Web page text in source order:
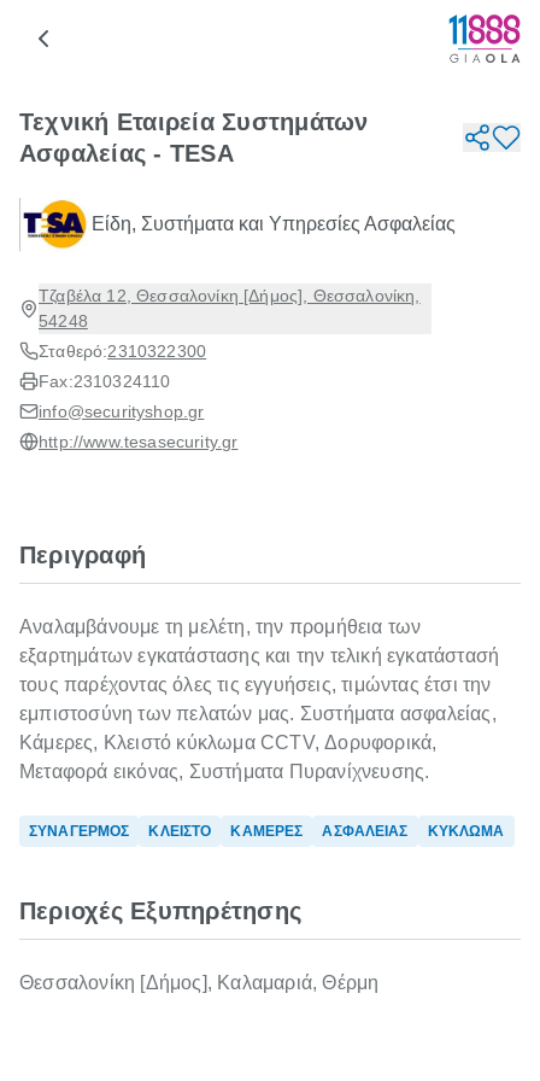
Τεχνική Εταιρεία Συστημάτων
Ασφαλείας - TESA
Είδη, Συστήματα και Υπηρεσίες Ασφαλείας
Τζαβέλα 12, Θεσσαλονίκη [Δήμος], Θεσσαλονίκη,
54248
Σταθερό:2310322300
Fax:2310324110
info@securityshop.gr
http://www.tesasecurity.gr
Περιγραφή
Αναλαμβάνουμε τη μελέτη, την προμήθεια των
εξαρτημάτων εγκατάστασης και την τελική εγκατάστασή
τους παρέχοντας όλες τις εγγυήσεις, τιμώντας έτσι την
εμπιστοσύνη των πελατών μας. Συστήματα ασφαλείας,
Κάμερες, Κλειστό κύκλωμα CCTV, Δορυφορικά,
Μεταφορά εικόνας, Συστήματα Πυρανίχνευσης.
ΣΥΝΑΓΕΡΜΟΣ ΚΛΕΙΣΤΟ ΚΑΜΕΡΕΣ ΑΣΦΑΛΕΙΑΣ ΚΥΚΛΩΜΑ
Περιοχές Εξυπηρέτησης
Θεσσαλονίκη [Δήμος], Καλαμαριά, Θέρμη